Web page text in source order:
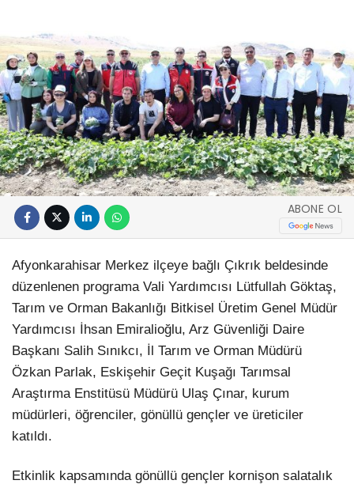
ABONE OL
Afyonkarahisar Merkez ilçeye bağlı Çıkrık beldesinde
düzenlenen programa Vali Yardımcısı Lütfullah Göktaş,
Tarım ve Orman Bakanlığı Bitkisel Üretim Genel Müdür
Yardımcısı İhsan Emiralioğlu, Arz Güvenliği Daire
Başkanı Salih Sınıkcı, İl Tarım ve Orman Müdürü
Özkan Parlak, Eskişehir Geçit Kuşağı Tarımsal
Araştırma Enstitüsü Müdürü Ulaş Çınar, kurum
müdürleri, öğrenciler, gönüllü gençler ve üreticiler
katıldı.
Etkinlik kapsamında gönüllü gençler kornişon salatalık